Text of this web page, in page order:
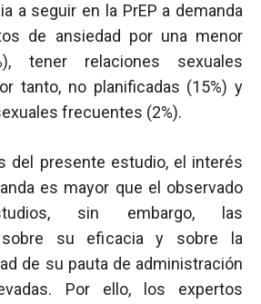
a seguir en la PrEP a demanda
de ansiedad por una menor
tener relaciones sexuales
tanto, no planificadas (15%) y
frecuentes (2%).
del presente estudio, el interés
es mayor que el observado
sin embargo, las
sobre su eficacia y sobre la
de su pauta de administración
Por ello, los expertos